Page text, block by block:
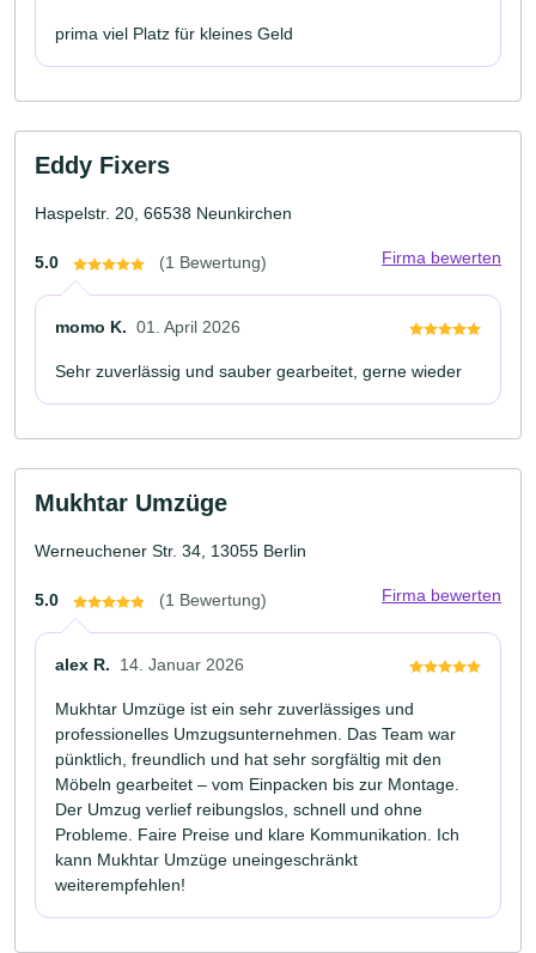
prima viel Platz für kleines Geld
Eddy Fixers
Haspelstr. 20, 66538 Neunkirchen
5.0 (1 Bewertung) Firma bewerten
momo K. 01. April 2026
Sehr zuverlässig und sauber gearbeitet, gerne wieder
Mukhtar Umzüge
Werneuchener Str. 34, 13055 Berlin
5.0 (1 Bewertung) Firma bewerten
alex R. 14. Januar 2026
Mukhtar Umzüge ist ein sehr zuverlässiges und
professionelles Umzugsunternehmen. Das Team war
pünktlich, freundlich und hat sehr sorgfältig mit den
Möbeln gearbeitet – vom Einpacken bis zur Montage.
Der Umzug verlief reibungslos, schnell und ohne
Probleme. Faire Preise und klare Kommunikation. Ich
kann Mukhtar Umzüge uneingeschränkt
weiterempfehlen!